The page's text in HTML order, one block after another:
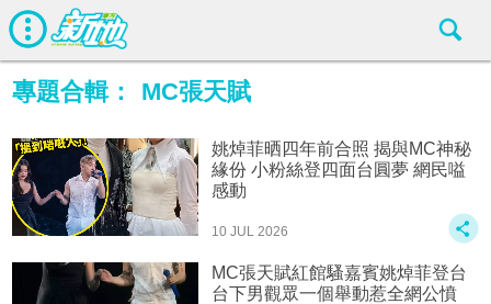
專題合輯： MC張天賦
姚焯菲晒四年前合照 揭與MC神秘
緣份 小粉絲登四面台圓夢 網民嗌
感動
10 JUL 2026
MC張天賦紅館騷嘉賓姚焯菲登台
台下男觀眾一個舉動惹全網公憤